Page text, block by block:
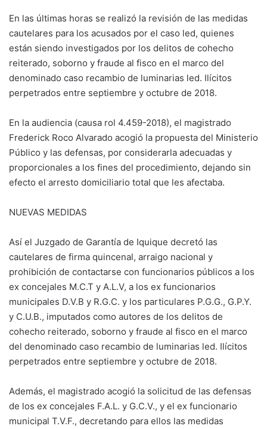
En las últimas horas se realizó la revisión de las medidas
cautelares para los acusados por el caso led, quienes
están siendo investigados por los delitos de cohecho
reiterado, soborno y fraude al fisco en el marco del
denominado caso recambio de luminarias led. Ilícitos
perpetrados entre septiembre y octubre de 2018.
En la audiencia (causa rol 4.459-2018), el magistrado
Frederick Roco Alvarado acogió la propuesta del Ministerio
Público y las defensas, por considerarla adecuadas y
proporcionales a los fines del procedimiento, dejando sin
efecto el arresto domiciliario total que les afectaba.
NUEVAS MEDIDAS
Así el Juzgado de Garantía de Iquique decretó las
cautelares de firma quincenal, arraigo nacional y
prohibición de contactarse con funcionarios públicos a los
ex concejales M.C.T y A.L.V, a los ex funcionarios
municipales D.V.B y R.G.C. y los particulares P.G.G., G.P.Y.
y C.U.B., imputados como autores de los delitos de
cohecho reiterado, soborno y fraude al fisco en el marco
del denominado caso recambio de luminarias led. Ilícitos
perpetrados entre septiembre y octubre de 2018.
Además, el magistrado acogió la solicitud de las defensas
de los ex concejales F.A.L. y G.C.V., y el ex funcionario
municipal T.V.F., decretando para ellos las medidas